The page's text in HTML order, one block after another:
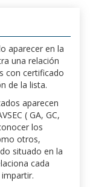
aparecer en la
una relación
con certificado
de la lista.
aparecen
( GA, GC,
los
otros,
situado en la
cada